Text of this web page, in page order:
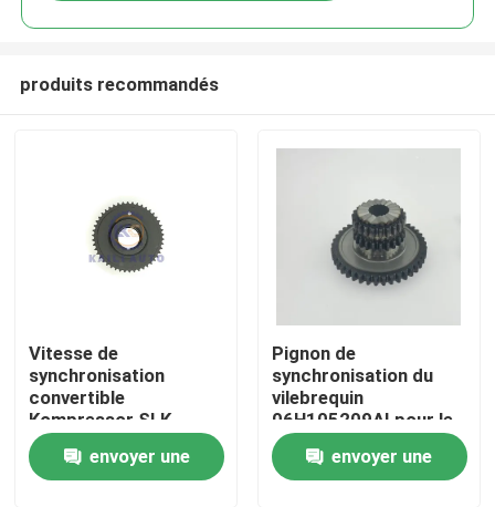
À la maison
Produits
produits recommandés
Vitesse de
synchronisation
convertible
Kompressor SLK
M271.921
A2710521703 de
vilebrequin du BENZ
envoyer une
Pignon de
synchronisation du
vilebrequin
06H105209AI pour le
GOLF EA888 CGMA
CAWA CDZA
06H105209AT d'AUDI
envoyer une